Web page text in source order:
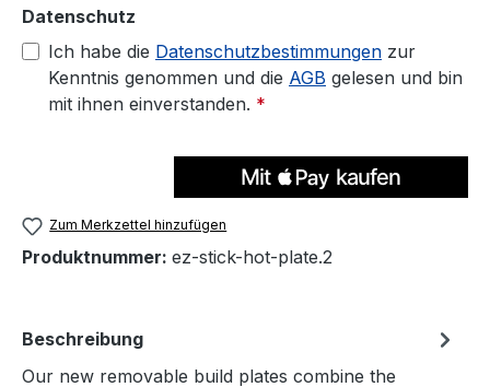
Datenschutz
Ich habe die Datenschutzbestimmungen zur
Kenntnis genommen und die AGB gelesen und bin
mit ihnen einverstanden. *
Zum Merkzettel hinzufügen
Produktnummer: ez-stick-hot-plate.2
Beschreibung
Our new removable build plates combine the